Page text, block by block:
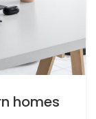
homes